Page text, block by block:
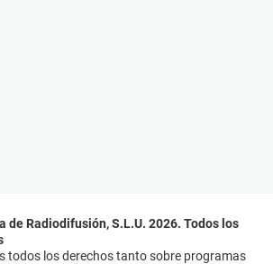
de Radiodifusión, S.L.U. 2026. Todos los
todos los derechos tanto sobre programas